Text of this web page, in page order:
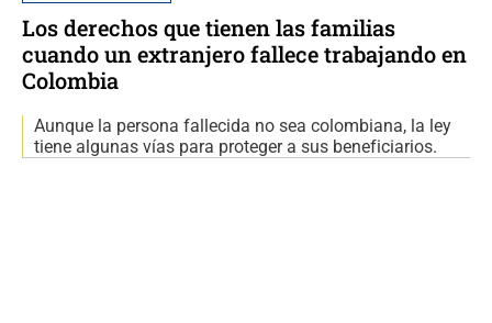
Los derechos que tienen las familias
cuando un extranjero fallece trabajando en
Colombia
Aunque la persona fallecida no sea colombiana, la ley
tiene algunas vías para proteger a sus beneficiarios.